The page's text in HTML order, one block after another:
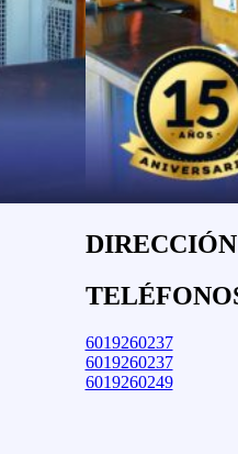
6019260237
6019260237
6019260249